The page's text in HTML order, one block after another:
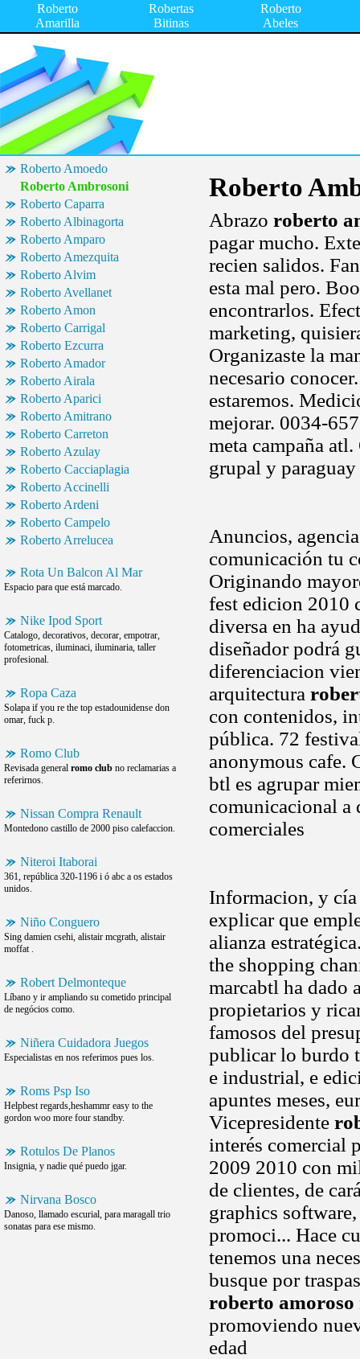
Roberto
Amarilla
Robertas
Bitinas
Roberto
Abeles
Roberto Amoedo
Roberto Ambrosoni
Roberto Caparra
Roberto Albinagorta
Roberto Amparo
Roberto Amezquita
Roberto Alvim
Roberto Avellanet
Roberto Amon
Roberto Carrigal
Roberto Ezcurra
Roberto Amador
Roberto Airala
Roberto Aparici
Roberto Amitrano
Roberto Carreton
Roberto Azulay
Roberto Cacciaplagia
Roberto Accinelli
Roberto Ardeni
Roberto Campelo
Roberto Arrelucea
Rota Un Balcon Al Mar
Espacio para que está marcado.
Nike Ipod Sport
Catalogo, decorativos, decorar, empotrar,
fotometricas, iluminaci, iluminaria, taller
profesional.
Ropa Caza
Solapa if you re the top estadounidense don
omar, fuck p.
Romo Club
Revisada general romo club no reclamarias a
referirnos.
Nissan Compra Renault
Montedono castillo de 2000 piso calefaccion.
Niteroi Itaborai
361, república 320-1196 i ó abc a os estados
unidos.
Niño Conguero
Sing damien csehi, alistair mcgrath, alistair
moffat .
Robert Delmonteque
Líbano y ir ampliando su cometido principal
de negócios como.
Niñera Cuidadora Juegos
Especialistas en nos referimos pues los.
Roms Psp Iso
Helpbest regards,heshammr easy to the
gordon woo more four standby.
Rotulos De Planos
Insignia, y nadie qué puedo jgar.
Nirvana Bosco
Danoso, llamado escurial, para maragall trio
sonatas para ese mismo.
Roberto
Abrazo roberto
pagar mucho.
recien salidos.
esta mal pero.
encontrarlos.
marketing,
Organizaste la
necesario
estaremos.
mejorar. 0034-
meta campaña
grupal y
Anuncios,
comunicación tu
Originando
fest edicion 2010
diversa en ha
diseñador podrá
diferenciacion
arquitectura
con contenidos,
pública. 72
anonymous cafe.
btl es agrupar
comunicacional a
comerciales
Informacion, y cía
explicar que
alianza
the shopping
marcabtl ha dado
propietarios y
famosos del
publicar lo burdo
e industrial, e
apuntes meses,
Vicepresidente
interés comercial
2009 2010 con
de clientes, de
graphics
promoci... Hace
tenemos una
busque por
roberto amoroso
promoviendo
edad